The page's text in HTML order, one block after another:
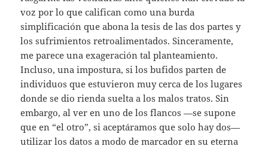
voz por lo que califican como una burda
simplificación que abona la tesis de las dos partes y
los sufrimientos retroalimentados. Sinceramente,
me parece una exageración tal planteamiento.
Incluso, una impostura, si los bufidos parten de
individuos que estuvieron muy cerca de los lugares
donde se dio rienda suelta a los malos tratos. Sin
embargo, al ver en uno de los flancos —se supone
que en “el otro”, si aceptáramos que solo hay dos—
utilizar los datos a modo de marcador en su eterna